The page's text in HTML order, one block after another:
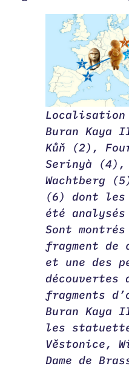
Buran
Kůň (2),
Serinyà (4),
Wachtberg
(6) dont les
été
Sont
fragment de
et une des
découvertes
fragments
Buran Kaya
les
Věstonice,
Dame de